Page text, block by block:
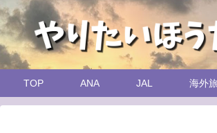
TOP ANA JAL 海外